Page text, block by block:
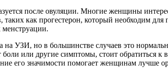
после овуляции. Многие женщины
как прогестерон, который необходим
менструации.
УЗИ, но в большинстве случаев это
или другие симптомы, стоит обратиться к
его значимости помогает женщинам лучше